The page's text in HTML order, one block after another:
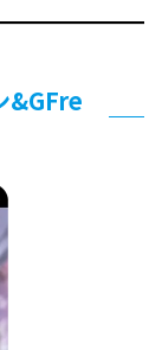
&GFre